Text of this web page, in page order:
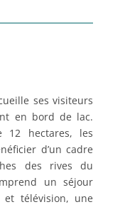
ses visiteurs
en bord de lac.
12 hectares, les
d’un cadre
des rives du
un séjour
et télévision, une